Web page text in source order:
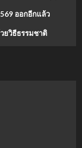
ออกอีกแล้ว
ยวิธีธรรมชาติ